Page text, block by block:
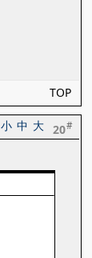
TOP
20#
大
中
小